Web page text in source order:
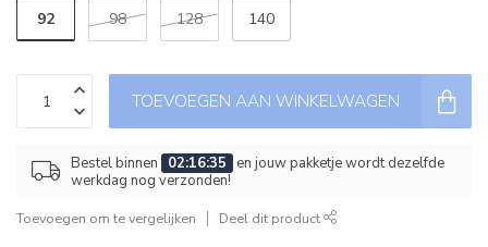
92 98 128 140
TOEVOEGEN AAN WINKELWAGEN
Bestel binnen 02:16:34
en jouw pakketje wordt dezelfde
werkdag nog verzonden!
Toevoegen om te vergelijken Deel dit product